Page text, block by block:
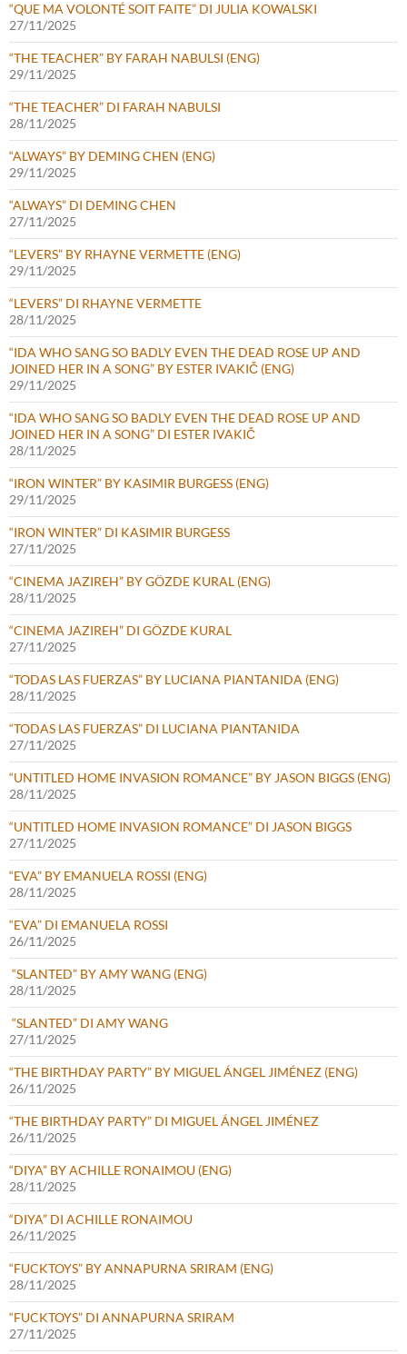
“QUE MA VOLONTÉ SOIT FAITE” DI JULIA KOWALSKI
27/11/2025
“THE TEACHER” BY FARAH NABULSI (ENG)
29/11/2025
“THE TEACHER” DI FARAH NABULSI
28/11/2025
“ALWAYS” BY DEMING CHEN (ENG)
29/11/2025
“ALWAYS” DI DEMING CHEN
27/11/2025
“LEVERS” BY RHAYNE VERMETTE (ENG)
29/11/2025
“LEVERS” DI RHAYNE VERMETTE
28/11/2025
“IDA WHO SANG SO BADLY EVEN THE DEAD ROSE UP AND
JOINED HER IN A SONG” BY ESTER IVAKIČ (ENG)
29/11/2025
“IDA WHO SANG SO BADLY EVEN THE DEAD ROSE UP AND
JOINED HER IN A SONG” DI ESTER IVAKIČ
28/11/2025
“IRON WINTER” BY KASIMIR BURGESS (ENG)
29/11/2025
“IRON WINTER” DI KASIMIR BURGESS
27/11/2025
“CINEMA JAZIREH” BY GÖZDE KURAL (ENG)
28/11/2025
“CINEMA JAZIREH” DI GÖZDE KURAL
27/11/2025
“TODAS LAS FUERZAS” BY LUCIANA PIANTANIDA (ENG)
28/11/2025
“TODAS LAS FUERZAS” DI LUCIANA PIANTANIDA
27/11/2025
“UNTITLED HOME INVASION ROMANCE” BY JASON BIGGS (ENG)
28/11/2025
“UNTITLED HOME INVASION ROMANCE” DI JASON BIGGS
27/11/2025
“EVA” BY EMANUELA ROSSI (ENG)
28/11/2025
“EVA” DI EMANUELA ROSSI
26/11/2025
“SLANTED” BY AMY WANG (ENG)
28/11/2025
“SLANTED” DI AMY WANG
27/11/2025
“THE BIRTHDAY PARTY” BY MIGUEL ÁNGEL JIMÉNEZ (ENG)
26/11/2025
“THE BIRTHDAY PARTY” DI MIGUEL ÁNGEL JIMÉNEZ
26/11/2025
“DIYA” BY ACHILLE RONAIMOU (ENG)
28/11/2025
“DIYA” DI ACHILLE RONAIMOU
26/11/2025
“FUCKTOYS” BY ANNAPURNA SRIRAM (ENG)
28/11/2025
“FUCKTOYS” DI ANNAPURNA SRIRAM
27/11/2025